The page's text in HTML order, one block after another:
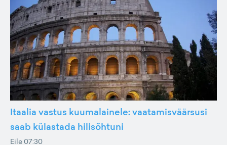
Itaalia vastus kuumalainele: vaatamisväärsusi
saab külastada hilisõhtuni
Eile 07:30